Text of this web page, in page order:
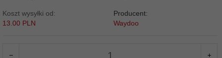
Koszt wysyłki od:
13.00 PLN
Producent:
Waydoo